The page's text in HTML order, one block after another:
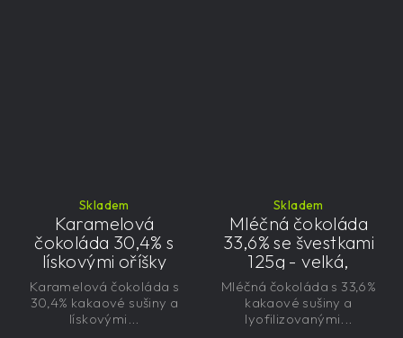
Skladem
Karamelová
čokoláda 30,4% s
lískovými oříšky
145g - velká,
řemeslná,
exkluzivní, dárková
Karamelová čokoláda s
30,4% kakaové sušiny a
lískovými...
Skladem
Mléčná čokoláda
33,6% se švestkami
125g - velká,
řemeslná,
exkluzivní, dárková
Mléčná čokoláda s 33,6%
kakaové sušiny a
lyofilizovanými...